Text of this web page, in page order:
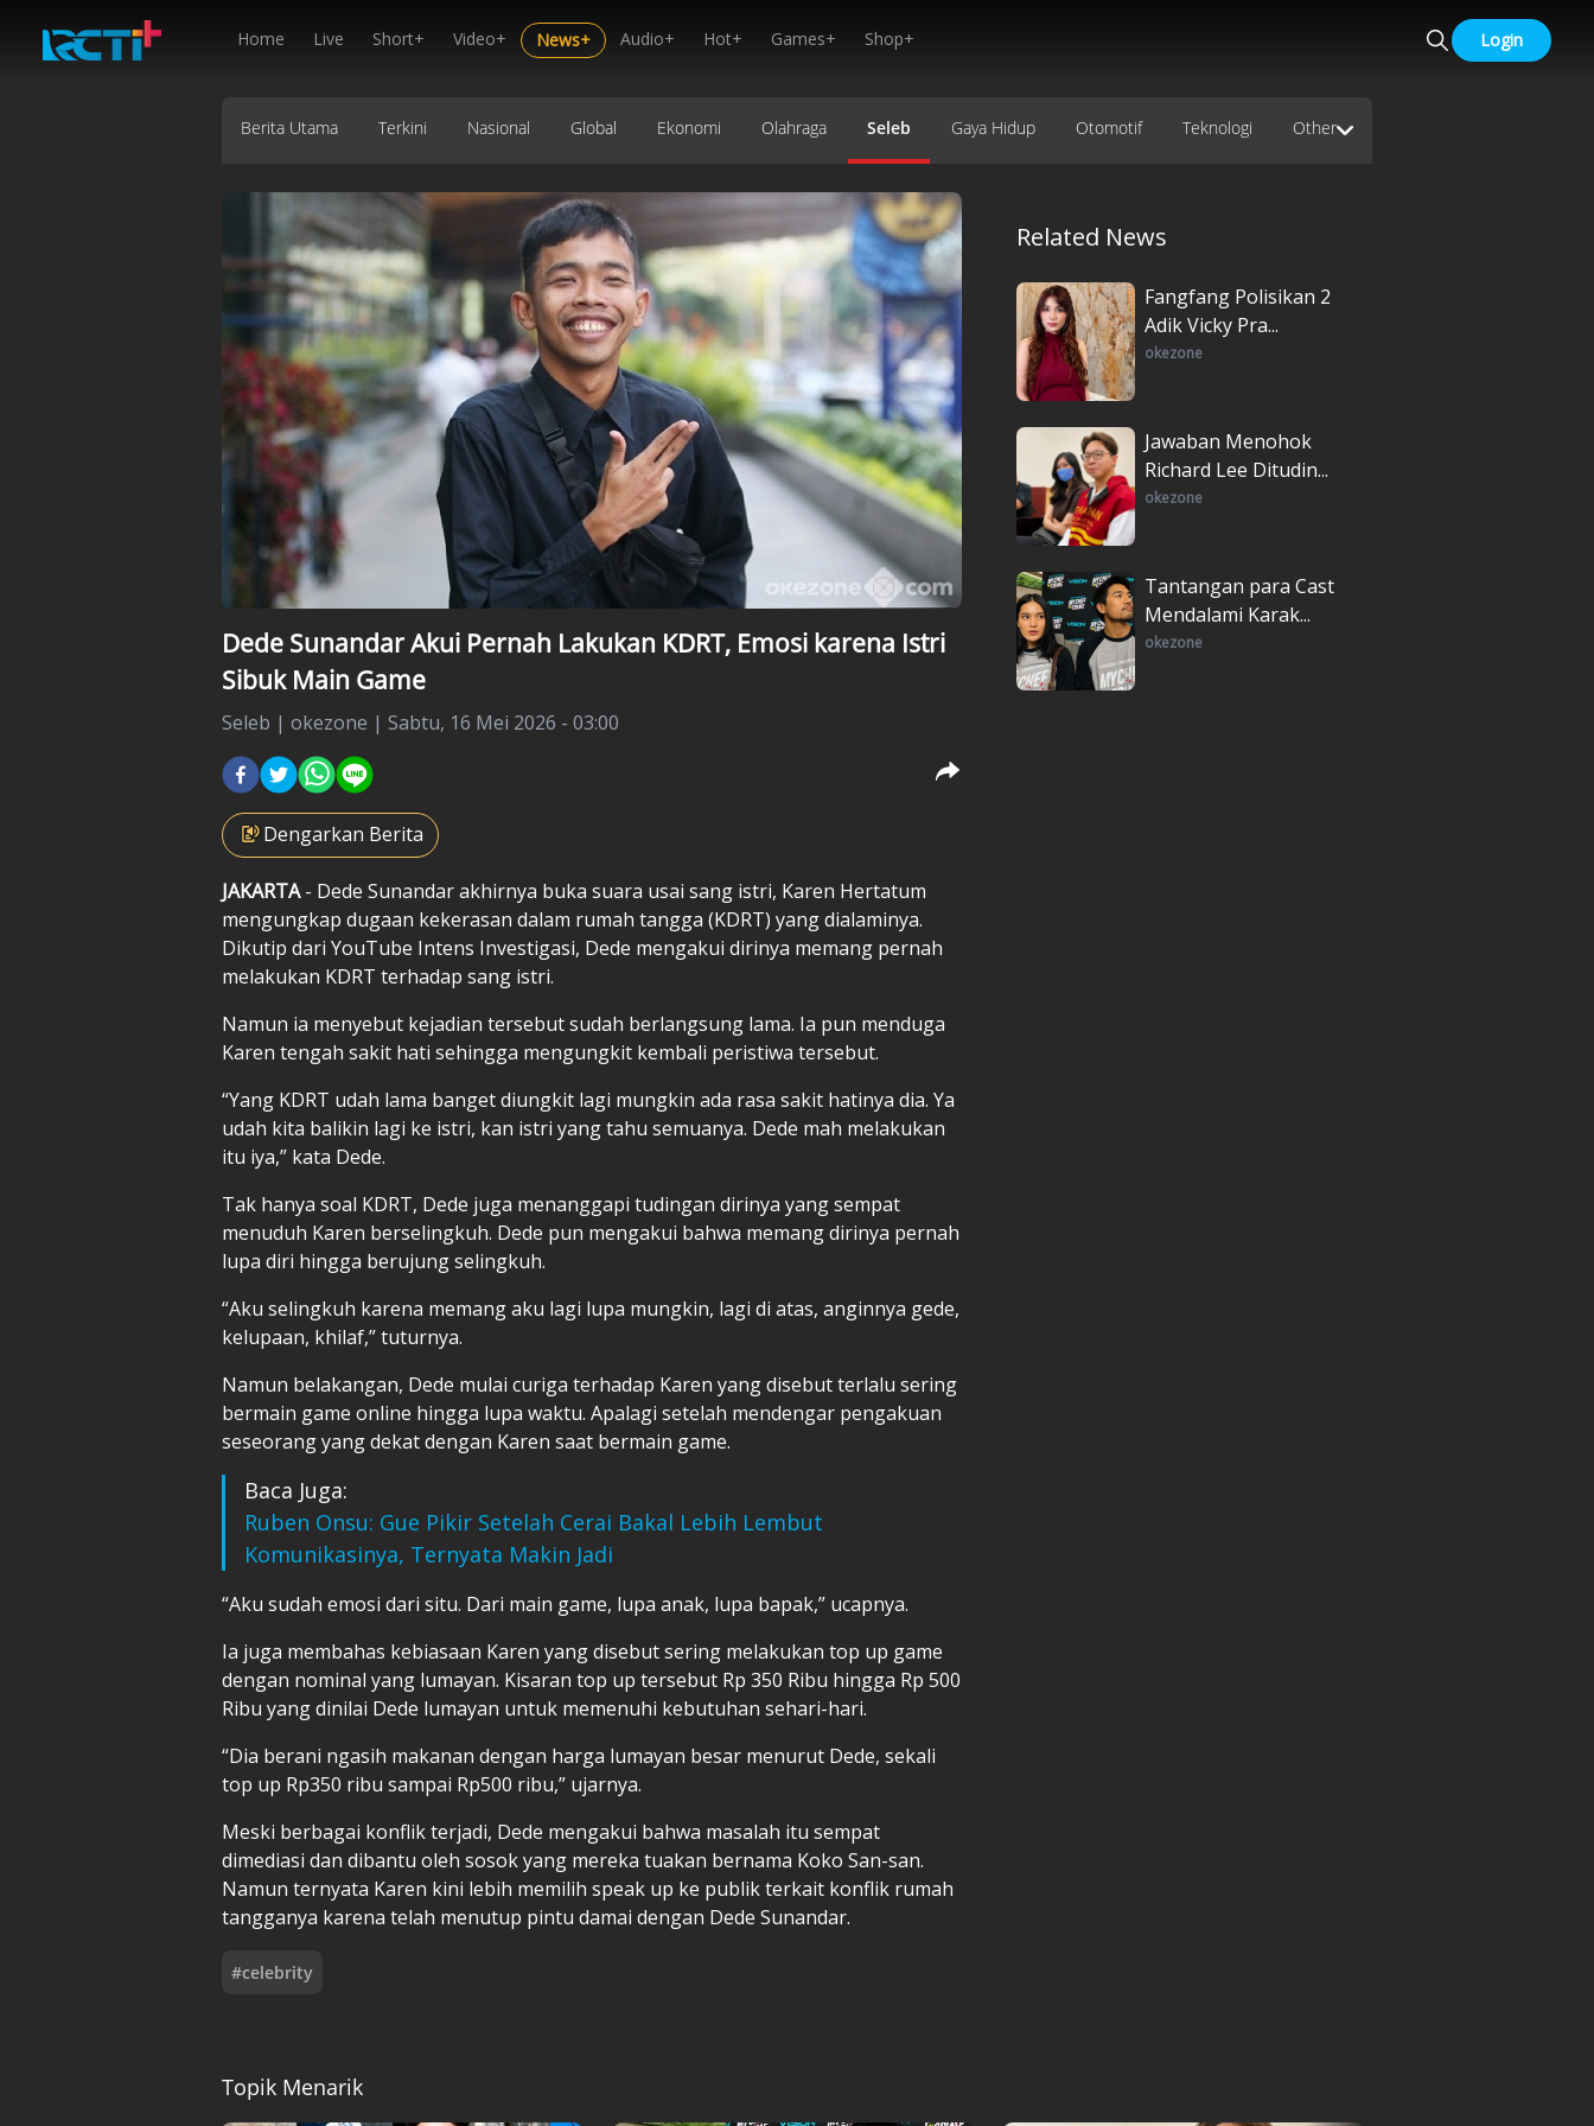
Home Live Short+ Video+ News+ Audio+ Hot+ Games+ Shop+ Login
Berita Utama Terkini Nasional Global Ekonomi Olahraga Seleb Gaya Hidup Otomotif Teknologi Other
Dede Sunandar Akui Pernah Lakukan KDRT, Emosi karena Istri
Sibuk Main Game
Seleb | okezone | Sabtu, 16 Mei 2026 - 03:00
Dengarkan Berita
JAKARTA- Dede Sunandar akhirnya buka suara usai sang istri, Karen Hertatum
mengungkap dugaan kekerasan dalam rumah tangga (KDRT) yang dialaminya.
Dikutip dari YouTube Intens Investigasi, Dede mengakui dirinya memang pernah
melakukan KDRT terhadap sang istri.
Namun ia menyebut kejadian tersebut sudah berlangsung lama. Ia pun menduga
Karen tengah sakit hati sehingga mengungkit kembali peristiwa tersebut.
“Yang KDRT udah lama banget diungkit lagi mungkin ada rasa sakit hatinya dia. Ya
udah kita balikin lagi ke istri, kan istri yang tahu semuanya. Dede mah melakukan
itu iya,” kata Dede.
Tak hanya soal KDRT, Dede juga menanggapi tudingan dirinya yang sempat
menuduh Karen berselingkuh. Dede pun mengakui bahwa memang dirinya pernah
lupa diri hingga berujung selingkuh.
“Aku selingkuh karena memang aku lagi lupa mungkin, lagi di atas, anginnya gede,
kelupaan, khilaf,” tuturnya.
Namun belakangan, Dede mulai curiga terhadap Karen yang disebut terlalu sering
bermain game online hingga lupa waktu. Apalagi setelah mendengar pengakuan
seseorang yang dekat dengan Karen saat bermain game.
Baca Juga:
Ruben Onsu: Gue Pikir Setelah Cerai Bakal Lebih Lembut
Komunikasinya, Ternyata Makin Jadi
“Aku sudah emosi dari situ. Dari main game, lupa anak, lupa bapak,” ucapnya.
Ia juga membahas kebiasaan Karen yang disebut sering melakukan top up game
dengan nominal yang lumayan. Kisaran top up tersebut Rp 350 Ribu hingga Rp 500
Ribu yang dinilai Dede lumayan untuk memenuhi kebutuhan sehari-hari.
“Dia berani ngasih makanan dengan harga lumayan besar menurut Dede, sekali
top up Rp350 ribu sampai Rp500 ribu,” ujarnya.
Meski berbagai konflik terjadi, Dede mengakui bahwa masalah itu sempat
dimediasi dan dibantu oleh sosok yang mereka tuakan bernama Koko San-san.
Namun ternyata Karen kini lebih memilih speak up ke publik terkait konflik rumah
tangganya karena telah menutup pintu damai dengan Dede Sunandar.
#celebrity
Related News
Fangfang Polisikan 2
Adik Vicky Pra...
okezone
Jawaban Menohok
Richard Lee Ditudin...
okezone
Tantangan para Cast
Mendalami Karak...
okezone
Topik Menarik